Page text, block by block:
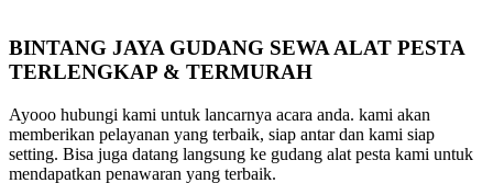
BINTANG JAYA GUDANG SEWA ALAT PESTA
TERLENGKAP & TERMURAH
Ayooo hubungi kami untuk lancarnya acara anda. kami akan
memberikan pelayanan yang terbaik, siap antar dan kami siap
setting. Bisa juga datang langsung ke gudang alat pesta kami untuk
mendapatkan penawaran yang terbaik.